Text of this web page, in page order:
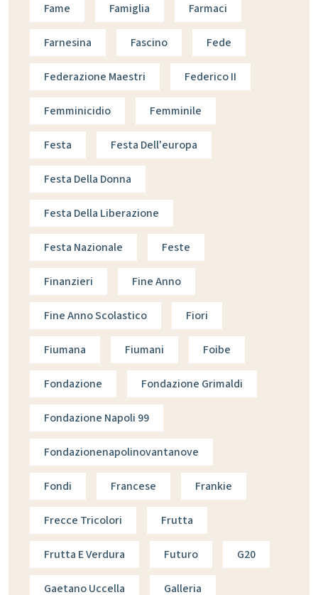
Fame Famiglia Farmaci
Farnesina Fascino Fede
Federazione Maestri Federico II
Femminicidio Femminile
Festa Festa Dell'europa
Festa Della Donna
Festa Della Liberazione
Festa Nazionale Feste
Finanzieri Fine Anno
Fine Anno Scolastico Fiori
Fiumana Fiumani Foibe
Fondazione Fondazione Grimaldi
Fondazione Napoli 99
Fondazionenapolinovantanove
Fondi Francese Frankie
Frecce Tricolori Frutta
Frutta E Verdura Futuro G20
Gaetano Uccella Galleria